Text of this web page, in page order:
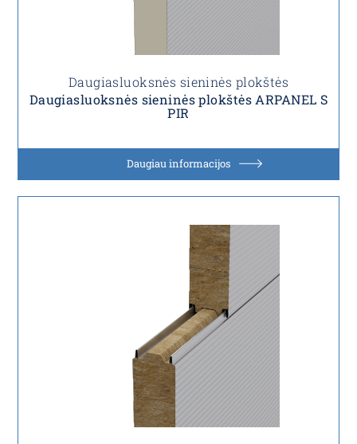
Daugiasluoksnės sieninės plokštės
Daugiasluoksnės sieninės plokštės ARPANEL S
PIR
Daugiau informacijos